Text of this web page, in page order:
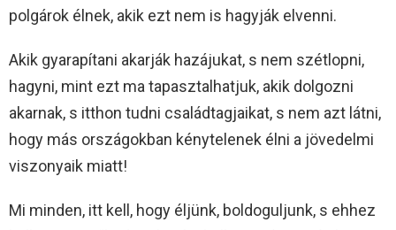
polgárok élnek, akik ezt nem is hagyják elvenni.
Akik gyarapítani akarják hazájukat, s nem szétlopni,
hagyni, mint ezt ma tapasztalhatjuk, akik dolgozni
akarnak, s itthon tudni családtagjaikat, s nem azt látni,
hogy más országokban kénytelenek élni a jövedelmi
viszonyaik miatt!
Mi minden, itt kell, hogy éljünk, boldoguljunk, s ehhez